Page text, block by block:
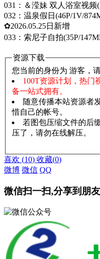
031：＆滢妹 双人浴室视频
032：温泉假日(46P/1V/
✿2026.05.25日新增
033：索尼子自拍(35P/
资源下载
您当前的身份为 游客，
100T资源计划，热门
备一站式拥有。
随意传播本站资源者
惜自己的帐号。
若图包压缩文件的后
压了，请勿在线解压。
喜欢 (10) 收藏(0)
微博 微信 QQ
微信扫一扫,分享到朋